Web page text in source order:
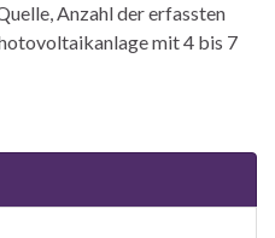
Anzahl der erfassten
mit 4 bis 7